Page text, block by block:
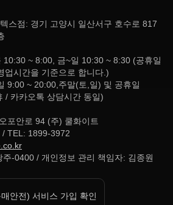
스점: 경기 고양시 일산서구 호수로 817
10:30 ~ 8:00, 금~일 10:30 ~ 8:30 (공휴일
업시간을 기준으로 합니다.)
9:00 ~ 20:00,주말(토,일) 및 공휴일
/ 카카오톡 상담시간 동일)
포안로 94 (주) 쿨화이트
/ TEL: 1899-3972
-0400 / 개인정보 관리 책임자: 김종원
안전) 서비스 가입 확인